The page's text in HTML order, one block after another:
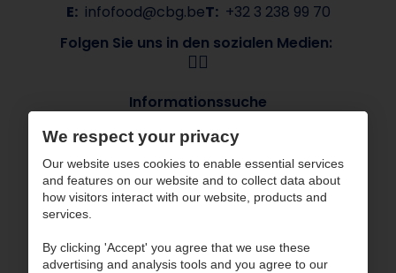
E: infofood@cbg.beT: +32 3 238 99 70
Folgen Sie uns in den sozialen Medien:
Informationssuche
Branchen
ESG
CBG arbeitet mit zertifizierten Partnern
We respect your privacy
Our website uses cookies to enable essential services
and features on our website and to collect data about
how visitors interact with our website, products and
services.
By clicking 'Accept' you agree that we use these
advertising and analysis tools and you agree to our